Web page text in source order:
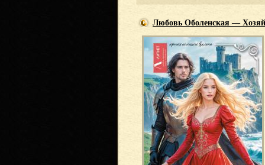
Любовь Оболенская —